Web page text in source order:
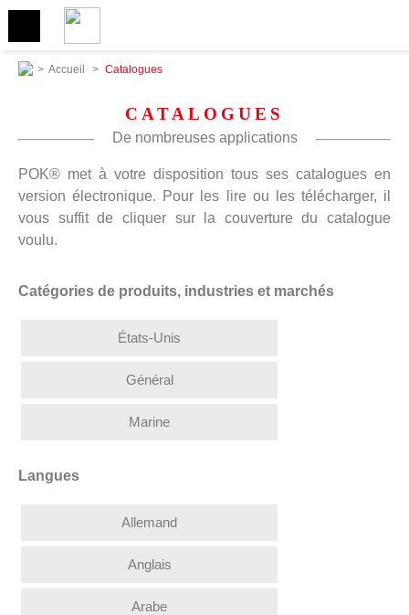
> Accueil > Catalogues
CATALOGUES
De nombreuses applications
POK® met à votre disposition tous ses catalogues en
version électronique. Pour les lire ou les télécharger, il
vous suffit de cliquer sur la couverture du catalogue
voulu.
Catégories de produits, industries et marchés
États-Unis
Général
Marine
Langues
Allemand
Anglais
Arabe